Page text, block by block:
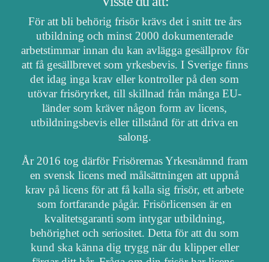
För att bli behörig frisör krävs det i snitt tre års
utbildning och minst 2000 dokumenterade
arbetstimmar innan du kan avlägga gesällprov för
att få gesällbrevet som yrkesbevis. I Sverige finns
det idag inga krav eller kontroller på den som
utövar frisöryrket, till skillnad från många EU-
länder som kräver någon form av licens,
utbildningsbevis eller tillstånd för att driva en
salong.
År 2016 tog därför Frisörernas Yrkesnämnd fram
en svensk licens med målsättningen att uppnå
krav på licens för att få kalla sig frisör, ett arbete
som fortfarande pågår. Frisörlicensen är en
kvalitetsgaranti som intygar utbildning,
behörighet och seriositet. Detta för att du som
kund ska känna dig trygg när du klipper eller